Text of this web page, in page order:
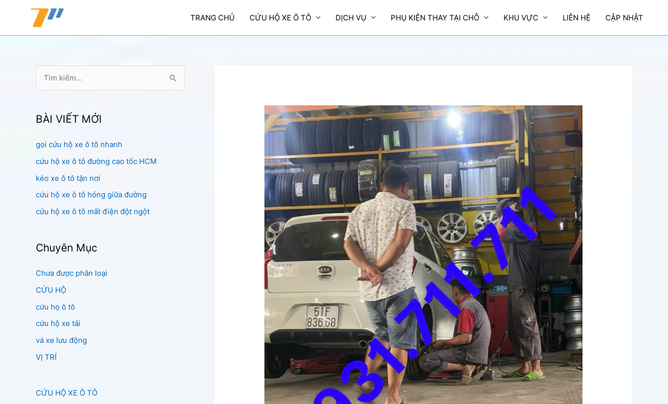
TRANG CHỦ CỨU HỘ XE Ô TÔ DỊCH VỤ PHỤ KIỆN THAY TẠI CHỖ KHU VỰC LIÊN HỆ CẬP NHẬT
k
ế
m
:
BÀI VIẾT MỚI
gọi cứu hộ xe ô tô nhanh
cứu hộ xe ô tô đường cao tốc HCM
kéo xe ô tô tận nơi
cứu hộ xe ô tô hỏng giữa đường
cứu hộ xe ô tô mất điện đột ngột
Chuyên Mục
Chưa được phân loại
CỨU HỘ
cứu họ ô tô
cứu hộ xe tải
vá xe lưu động
VỊ TRÍ
CỨU HỘ XE Ô TÔ